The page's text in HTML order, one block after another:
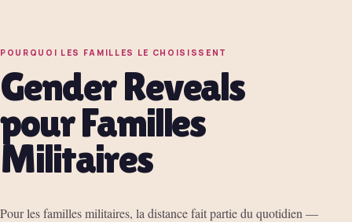
POURQUOI LES FAMILLES LE CHOISISSENT
Gender Reveals
pour Familles
Militaires
Pour les familles militaires, la distance fait partie du quotidien —